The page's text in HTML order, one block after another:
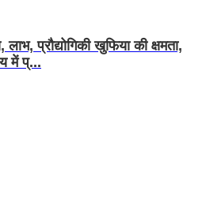
लाभ, प्रौद्योगिकी खुफिया की क्षमता,
में प्...